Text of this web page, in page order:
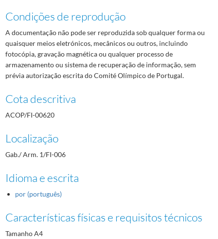
Condições de reprodução
A documentação não pode ser reproduzida sob qualquer forma ou
quaisquer meios eletrónicos, mecânicos ou outros, incluindo
fotocópia, gravação magnética ou qualquer processo de
armazenamento ou sistema de recuperação de informação, sem
prévia autorização escrita do Comité Olímpico de Portugal.
Cota descritiva
ACOP/FI-00620
Localização
Gab./ Arm. 1/FI-006
Idioma e escrita
por (português)
Características físicas e requisitos técnicos
Tamanho A4